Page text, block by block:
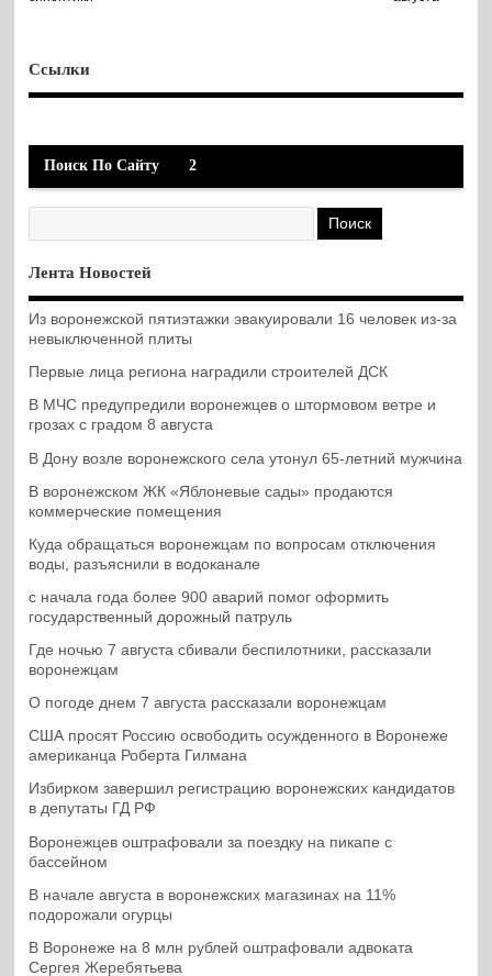
Ссылки
Поиск По Сайту 2
Лента Новостей
Из воронежской пятиэтажки эвакуировали 16 человек из-за
невыключенной плиты
Первые лица региона наградили строителей ДСК
В МЧС предупредили воронежцев о штормовом ветре и
грозах с градом 8 августа
В Дону возле воронежского села утонул 65-летний мужчина
В воронежском ЖК «Яблоневые сады» продаются
коммерческие помещения
Куда обращаться воронежцам по вопросам отключения
воды, разъяснили в водоканале
с начала года более 900 аварий помог оформить
государственный дорожный патруль
Где ночью 7 августа сбивали беспилотники, рассказали
воронежцам
О погоде днем 7 августа рассказали воронежцам
США просят Россию освободить осужденного в Воронеже
американца Роберта Гилмана
Избирком завершил регистрацию воронежских кандидатов
в депутаты ГД РФ
Воронежцев оштрафовали за поездку на пикапе с
бассейном
В начале августа в воронежских магазинах на 11%
подорожали огурцы
В Воронеже на 8 млн рублей оштрафовали адвоката
Сергея Жеребятьева